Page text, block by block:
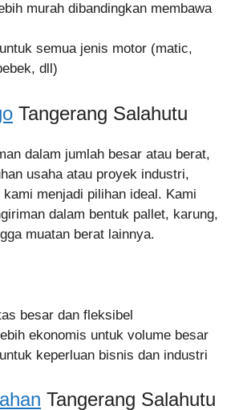
murah dibandingkan membawa
semua jenis motor (matic,
dll)
Tangerang Salahutu
dalam jumlah besar atau berat,
usaha atau proyek industri,
menjadi pilihan ideal. Kami
dalam bentuk pallet, karung,
muatan berat lainnya.
besar dan fleksibel
ekonomis untuk volume besar
keperluan bisnis dan industri
Tangerang Salahutu